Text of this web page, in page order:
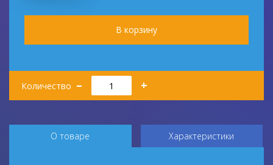
Количество
Количество
– +
О товаре Характеристики